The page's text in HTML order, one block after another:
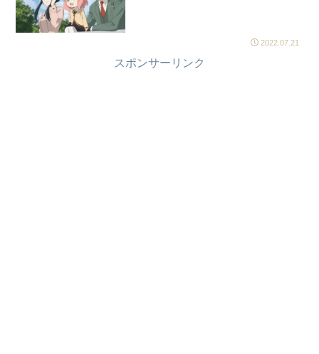
2022.07.21
スポンサーリンク